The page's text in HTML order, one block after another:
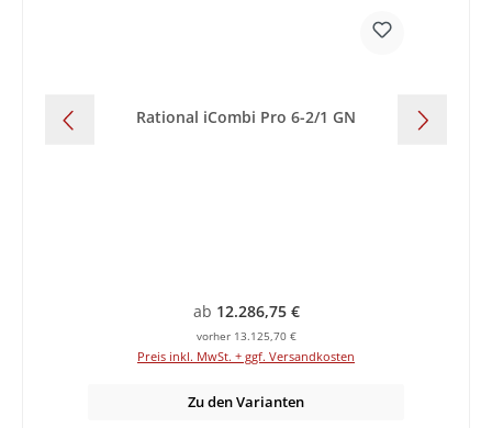
Rational iCombi Pro 6-2/1 GN
Regulärer Preis:
ab 12.286,75 €
vorher 13.125,70 €
Preis inkl. MwSt. + ggf. Versandkosten
Zu den Varianten